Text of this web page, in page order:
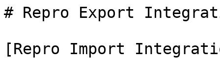
# Repro Export
[Repro Import